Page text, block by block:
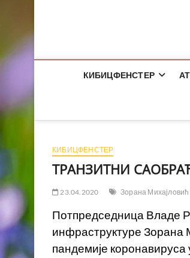
КИБИЦФЕНСТЕР
КИБИЦФЕНСТЕР
ТРАНЗИТНИ
23.04.2020 Зорана Михајловић
Потпредседница Владе
инфраструктуре Зорана
пандемије